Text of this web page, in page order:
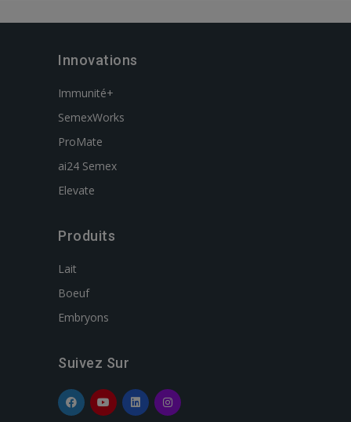
Innovations
Immunité+
SemexWorks
ProMate
ai24 Semex
Elevate
Produits
Lait
Boeuf
Embryons
Suivez Sur